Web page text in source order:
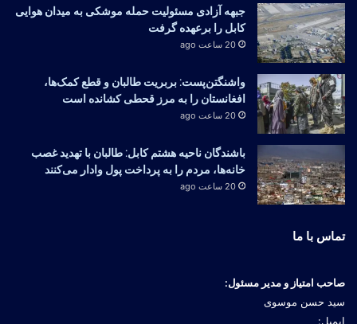
جبهه آزادی مسئولیت حمله موشکی به میدان هوایی
کابل را برعهده گرفت
20 ساعت ago
واشنگتن‌پست: بربریت طالبان و قطع کمک‌ها،
افغانستان را به مرز قحطی کشانده است
20 ساعت ago
باشندگان ناحیه هشتم کابل: طالبان با تهدید غصب
خانه‌ها، مردم را به پرداخت پول وادار می‌کنند
20 ساعت ago
تماس با ما
صاحب امتیاز و مدیر مسئول:
سید حسن موسوی
ایمیل: